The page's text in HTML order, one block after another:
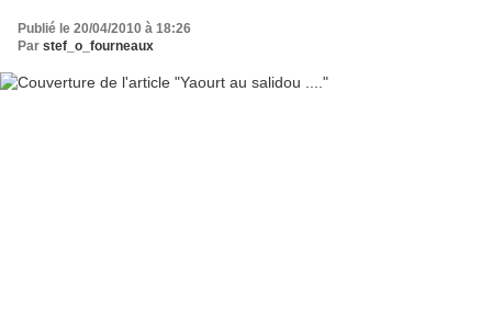
Publié le 20/04/2010 à 18:26
Par stef_o_fourneaux